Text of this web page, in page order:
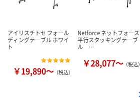
アイリスチトセ フォール
ディングテーブル ホワイ
ト
￥19,890～ （税込）
Netforce ネットフォース
平行スタッキングテーブ
ル …
￥28,077～ （税込）